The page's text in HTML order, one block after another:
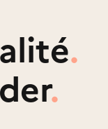
.
.